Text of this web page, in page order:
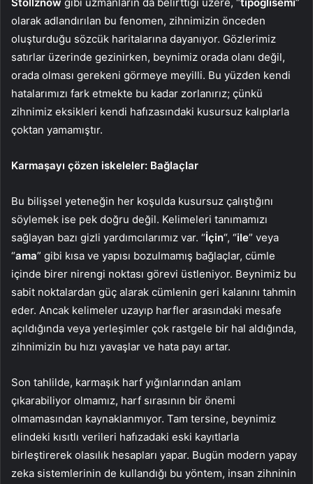
olarak adlandırılan bu fenomen, zihnimizin önceden
oluşturduğu sözcük haritalarına dayanıyor. Gözlerimiz
satırlar üzerinde gezinirken, beynimiz orada olanı değil,
orada olması gerekeni görmeye meyilli. Bu yüzden kendi
hatalarımızı fark etmekte bu kadar zorlanırız; çünkü
zihnimiz eksikleri kendi hafızasındaki kusursuz kalıplarla
çoktan yamamıştır.
Karmaşayı çözen iskeleler: Bağlaçlar
Bu bilişsel yeteneğin her koşulda kusursuz çalıştığını
söylemek ise pek doğru değil. Kelimeleri tanımamızı
sağlayan bazı gizli yardımcılarımız var. “İçin“, “ile” veya
“ama” gibi kısa ve yapısı bozulmamış bağlaçlar, cümle
içinde birer nirengi noktası görevi üstleniyor. Beynimiz bu
sabit noktalardan güç alarak cümlenin geri kalanını tahmin
eder. Ancak kelimeler uzayıp harfler arasındaki mesafe
açıldığında veya yerleşimler çok rastgele bir hal aldığında,
zihnimizin bu hızı yavaşlar ve hata payı artar.
Son tahlilde, karmaşık harf yığınlarından anlam
çıkarabiliyor olmamız, harf sırasının bir önemi
olmamasından kaynaklanmıyor. Tam tersine, beynimiz
elindeki kısıtlı verileri hafızadaki eski kayıtlarla
birleştirerek olasılık hesapları yapar. Bugün modern yapay
zeka sistemlerinin de kullandığı bu yöntem, insan zihninin